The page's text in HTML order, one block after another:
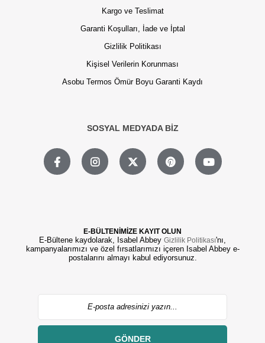
Kargo ve Teslimat
Garanti Koşulları, İade ve İptal
Gizlilik Politikası
Kişisel Verilerin Korunması
Asobu Termos Ömür Boyu Garanti Kaydı
SOSYAL MEDYADA BİZ
E-BÜLTENİMİZE KAYIT OLUN
E-Bültene kaydolarak, Isabel Abbey Gizlilik Politikası'nı,
kampanyalarımızı ve özel fırsatlarımızı içeren Isabel Abbey e-
postalarını almayı kabul ediyorsunuz.
GÖNDER